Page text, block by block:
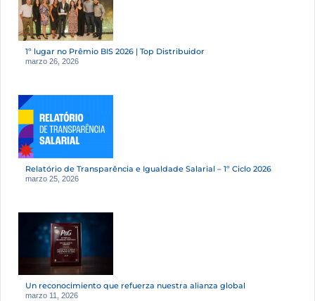
1º lugar no Prêmio BIS 2026 | Top Distribuidor
marzo 26, 2026
Relatório de Transparência e Igualdade Salarial – 1º Ciclo 2026
marzo 25, 2026
Un reconocimiento que refuerza nuestra alianza global
marzo 11, 2026